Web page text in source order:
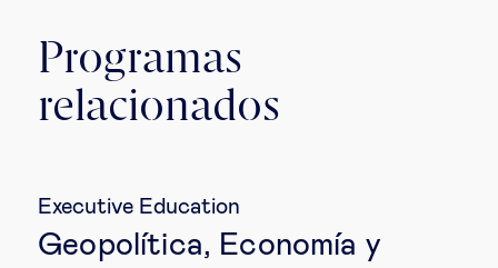
Programas
relacionados
Executive Education
Geopolítica, Economía y